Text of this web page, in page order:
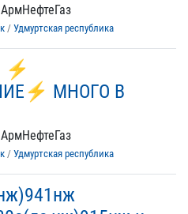
/ Удмуртская республика
⚡
МНОГО В
/ Удмуртская республика